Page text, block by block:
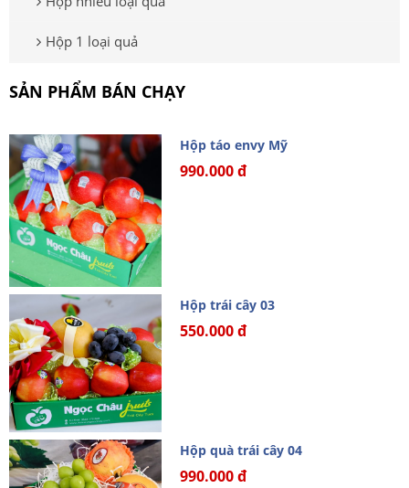
Hộp 1 loại quả
SẢN PHẨM BÁN CHẠY
Hộp táo envy Mỹ
990.000 đ
Hộp trái cây 03
550.000 đ
Hộp quà trái cây 04
990.000 đ